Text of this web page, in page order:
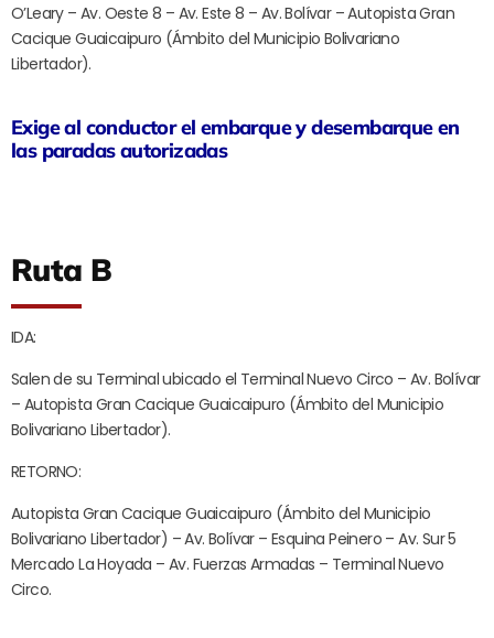
O’Leary – Av. Oeste 8 – Av. Este 8 – Av. Bolívar – Autopista Gran
Cacique Guaicaipuro (Ámbito del Municipio Bolivariano
Libertador).
Exige al conductor el embarque y desembarque en
las paradas autorizadas
Ruta B
IDA:
Salen de su Terminal ubicado el Terminal Nuevo Circo – Av. Bolívar
– Autopista Gran Cacique Guaicaipuro (Ámbito del Municipio
Bolivariano Libertador).
RETORNO:
Autopista Gran Cacique Guaicaipuro (Ámbito del Municipio
Bolivariano Libertador) – Av. Bolívar – Esquina Peinero – Av. Sur 5
Mercado La Hoyada – Av. Fuerzas Armadas – Terminal Nuevo
Circo.